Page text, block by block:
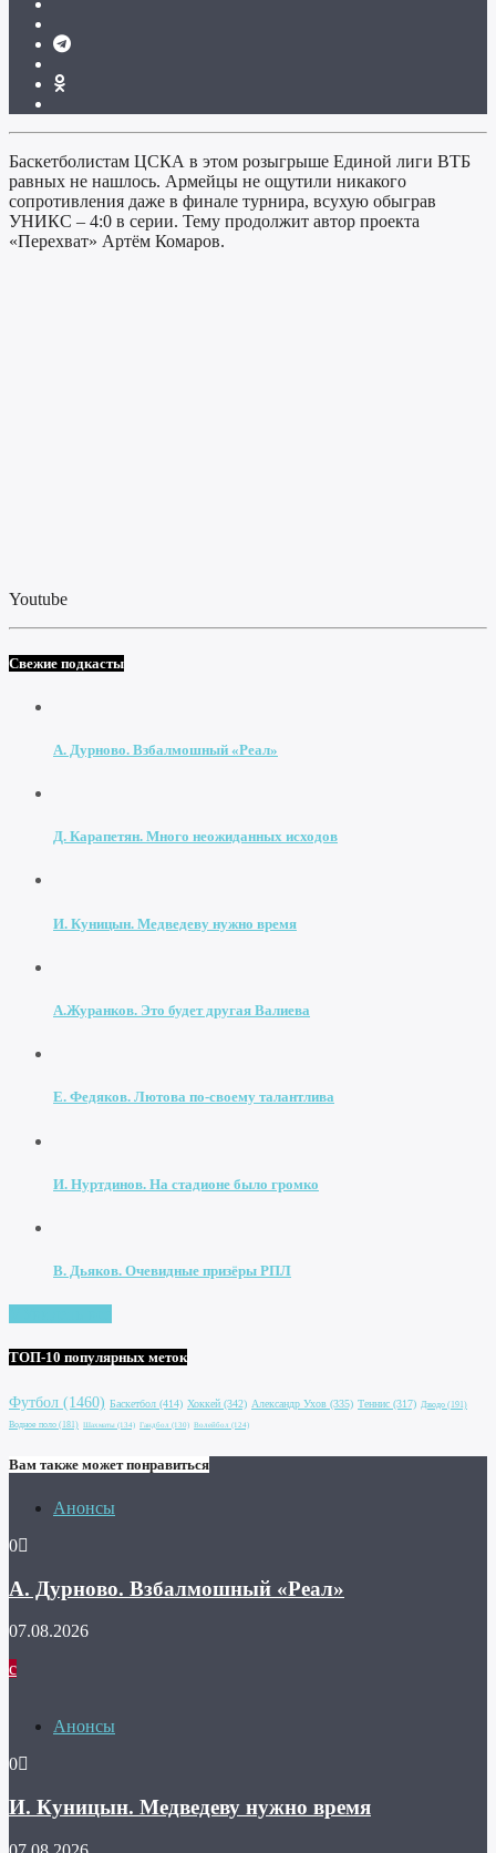
Баскетболистам ЦСКА в этом розыгрыше Единой лиги ВТБ
равных не нашлось. Армейцы не ощутили никакого
сопротивления даже в финале турнира, всухую обыграв
УНИКС – 4:0 в серии. Тему продолжит автор проекта
«Перехват» Артём Комаров.
Youtube
Свежие подкасты
А. Дурново. Взбалмошный «Реал»
Д. Карапетян. Много неожиданных исходов
И. Куницын. Медведеву нужно время
А.Журанков. Это будет другая Валиева
Е. Федяков. Лютова по-своему талантлива
И. Нуртдинов. На стадионе было громко
В. Дьяков. Очевидные призёры РПЛ
ТОП-10 популярных меток
Футбол (1460) Баскетбол (414) Хоккей (342) Александр Ухов (335) Теннис (317) Дзюдо (191)
Водное поло (181) Шахматы (134) Гандбол (130) Волейбол (124)
Вам также может понравиться
Анонсы
0
А. Дурново. Взбалмошный «Реал»
07.08.2026
Анонсы
0
И. Куницын. Медведеву нужно время